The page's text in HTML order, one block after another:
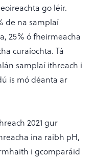
go léir.
de na samplaí
25% ó fheirmeacha
curaíochta. Tá
samplaí ithreach i
is mó déanta ar
2021 gur
ina raibh pH,
i gcomparáid